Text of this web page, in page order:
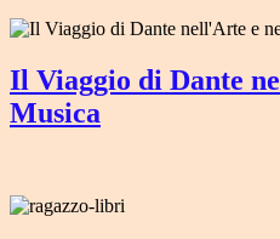
Il Viaggio di Dante
Musica